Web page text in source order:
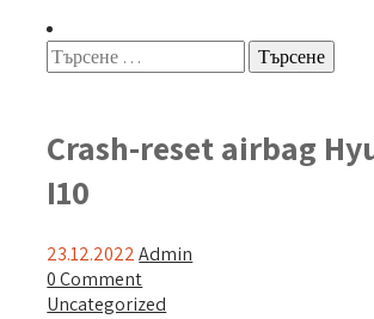
Crash-reset airbag
I10
23.12.2022 Admin
0 Comment
Uncategorized